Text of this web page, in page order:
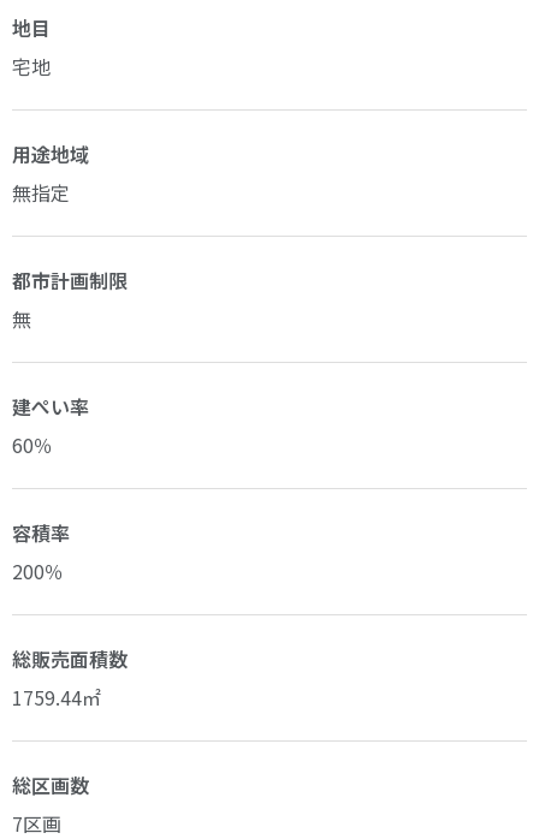
地目
宅地
用途地域
無指定
都市計画制限
無
建ぺい率
60％
容積率
200％
総販売面積数
1759.44㎡
総区画数
7区画